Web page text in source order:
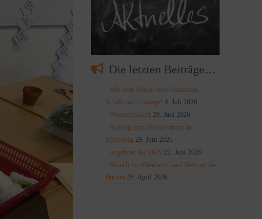
Die letzten Beiträge…
Wir sind Schule ohne Rassismus –
Schule mit Courage! 4. Juli 2026
Wasserschlacht 29. Juni 2026
Ausflug zum Bibelzentrum in
Schleswig 29. Juni 2026
Angebote der OGS 22. Juni 2026
Besuch im Altenheim zum Welttag des
Buches 28. April 2026